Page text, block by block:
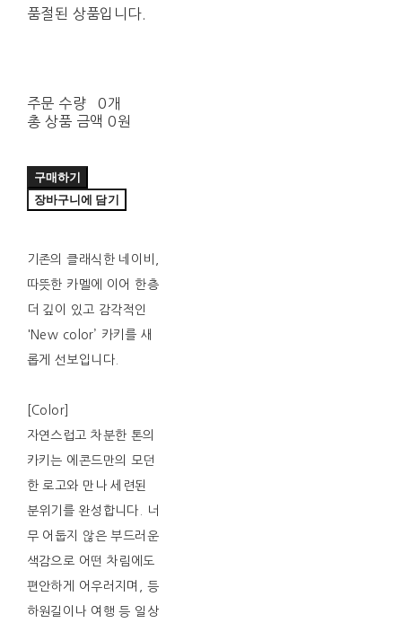
품절된 상품입니다.
주문 수량
0개
총 상품 금액 0원
구매하기
장바구니에 담기
기존의 클래식한 네이비,
따뜻한 카멜에 이어 한층
더 깊이 있고 감각적인
'New color’ 카키를 새
롭게 선보입니다.
[Color]
자연스럽고 차분한 톤의
카키는 에콘드만의 모던
한 로고와 만나 세련된
분위기를 완성합니다. 너
무 어둡지 않은 부드러운
색감으로 어떤 차림에도
편안하게 어우러지며, 등
하원길이나 여행 등 일상